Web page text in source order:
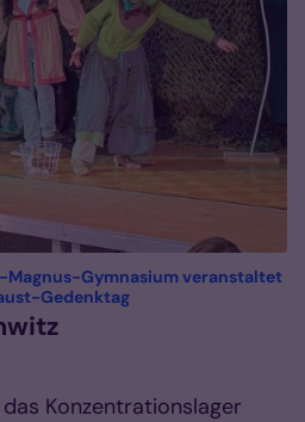
Gymnasium veranstaltet
Gedenktag:
Konzentrationslager